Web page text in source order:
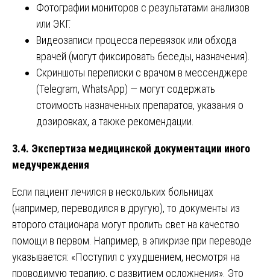
Фотографии мониторов с результатами анализов
или ЭКГ.
Видеозаписи процесса перевязок или обхода
врачей (могут фиксировать беседы, назначения).
Скриншоты переписки с врачом в мессенджере
(Telegram, WhatsApp) — могут содержать
стоимость назначенных препаратов, указания о
дозировках, а также рекомендации.
3.4. Экспертиза медицинской документации иного
медучреждения
Если пациент лечился в нескольких больницах
(например, переводился в другую), то документы из
второго стационара могут пролить свет на качество
помощи в первом. Например, в эпикризе при переводе
указывается: «Поступил с ухудшением, несмотря на
проводимую терапию, с развитием осложнения». Это